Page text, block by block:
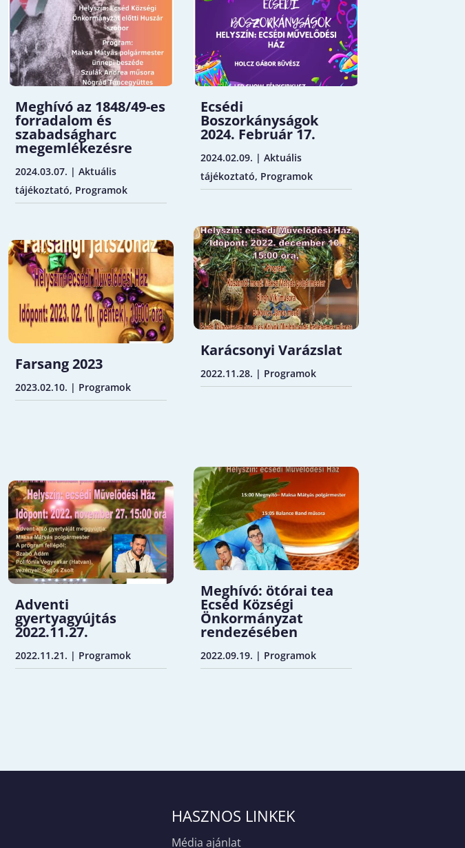
Meghívó az 1848/49-es
forradalom és
szabadságharc
megemlékezésre
2024.03.07. | Aktuális
tájékoztató, Programok
Farsang 2023
2023.02.10. | Programok
Adventi
gyertyagyújtás
2022.11.27.
2022.11.21. | Programok
Ecsédi
Boszorkányságok
2024. Február 17.
2024.02.09. | Aktuális
tájékoztató, Programok
Karácsonyi Varázslat
2022.11.28. | Programok
Meghívó: ötórai tea
Ecséd Községi
Önkormányzat
rendezésében
2022.09.19. | Programok
HASZNOS LINKEK
Média ajánlat